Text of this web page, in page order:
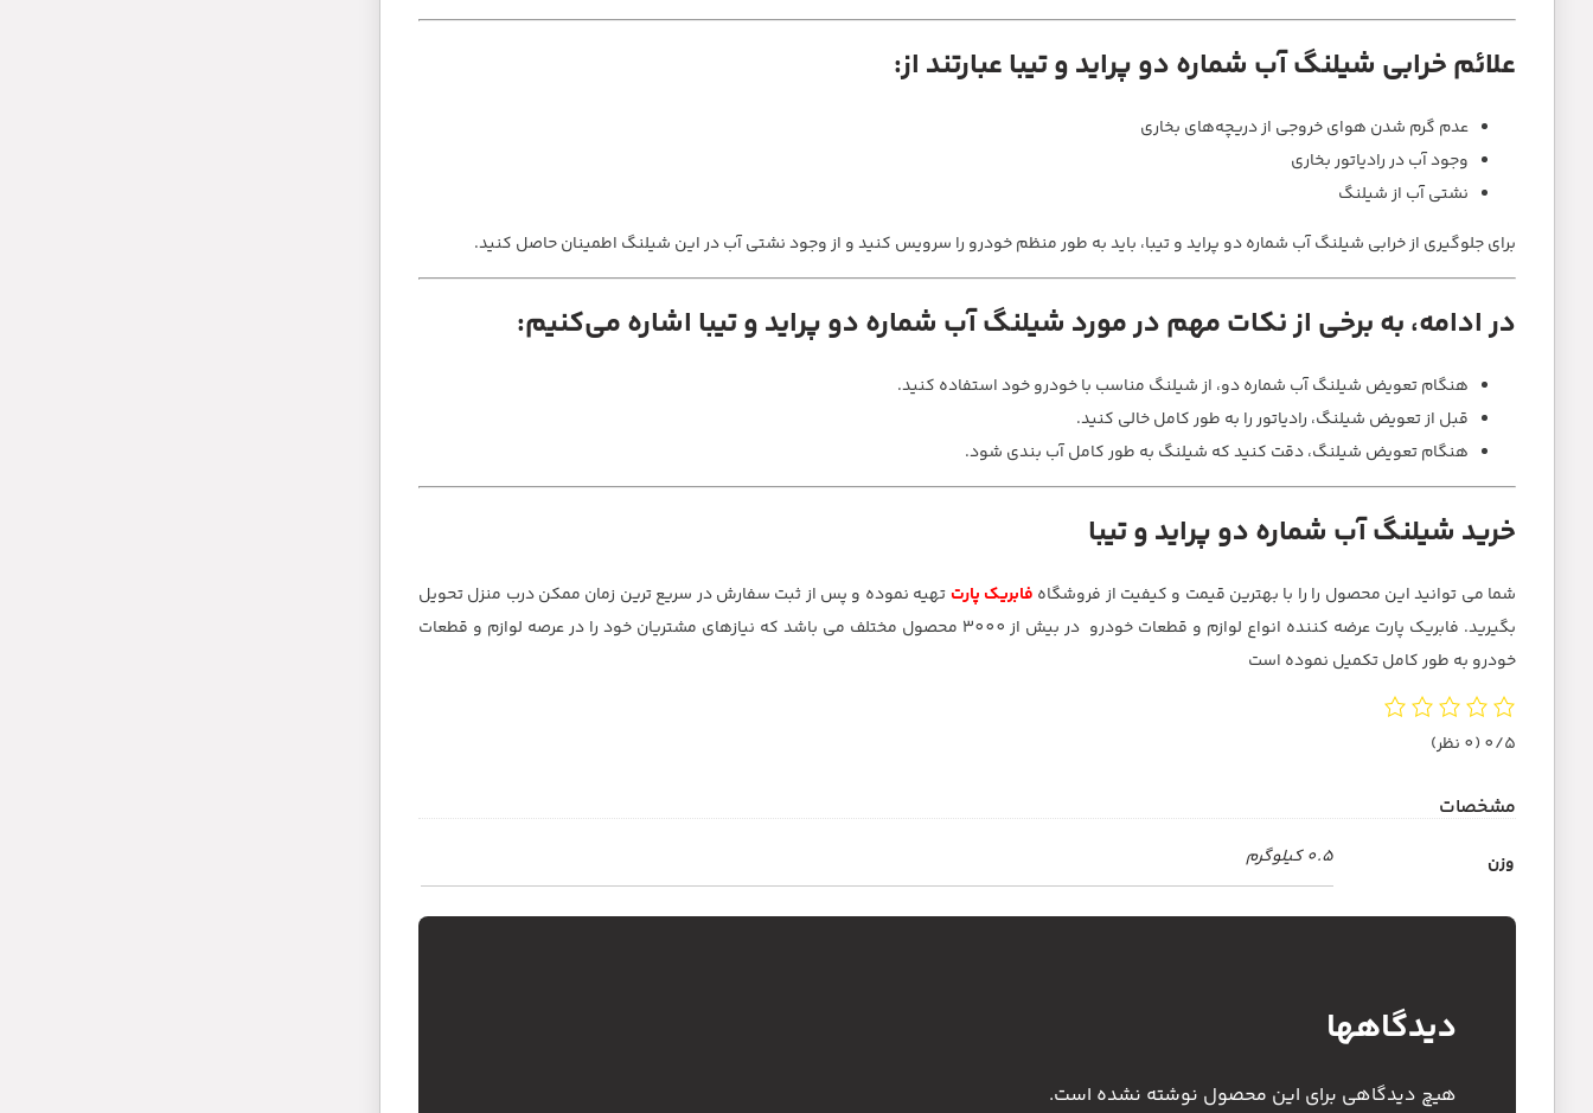
علائم خرابی شیلنگ آب شماره دو پراید و تیبا عبارتند از:
عدم گرم شدن هوای خروجی از دریچه‌های بخاری
وجود آب در رادیاتور بخاری
نشتی آب از شیلنگ
برای جلوگیری از خرابی شیلنگ آب شماره دو پراید و تیبا، باید به طور منظم خودرو را سرویس کنید و از وجود نشتی آب در این شیلنگ اطمینان حاصل کنید.
در ادامه، به برخی از نکات مهم در مورد شیلنگ آب شماره دو پراید و تیبا اشاره می‌کنیم:
هنگام تعویض شیلنگ آب شماره دو، از شیلنگ مناسب با خودرو خود استفاده کنید.
قبل از تعویض شیلنگ، رادیاتور را به طور کامل خالی کنید.
هنگام تعویض شیلنگ، دقت کنید که شیلنگ به طور کامل آب بندی شود.
خرید شیلنگ آب شماره دو پراید و تیبا
شما می توانید این محصول را را با بهترین قیمت و کیفیت از فروشگاه فابریک پارت تهیه نموده و پس از ثبت سفارش در سریع ترین زمان ممکن درب منزل تحویل
بگیرید. فابریک پارت عرضه کننده انواع لوازم و قطعات خودرو در بیش از 3000 محصول مختلف می باشد که نیازهای مشتریان خود را در عرصه لوازم و قطعات
خودرو به طور کامل تکمیل نموده است
0/5 (0 نظر)
مشخصات
وزن 0.5 کیلوگرم
دیدگاهها
هیچ دیدگاهی برای این محصول نوشته نشده است.